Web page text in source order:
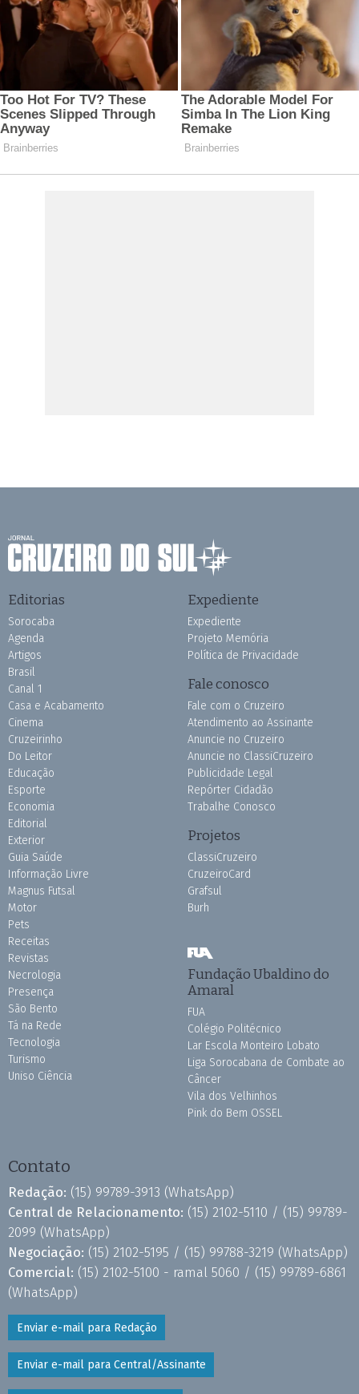
Editorias
Sorocaba
Agenda
Artigos
Brasil
Canal 1
Casa e Acabamento
Cinema
Cruzeirinho
Do Leitor
Educação
Esporte
Economia
Editorial
Exterior
Guia Saúde
Informação Livre
Magnus Futsal
Motor
Pets
Receitas
Revistas
Necrologia
Presença
São Bento
Tá na Rede
Tecnologia
Turismo
Uniso Ciência
Expediente
Expediente
Projeto Memória
Política de Privacidade
Fale conosco
Fale com o Cruzeiro
Atendimento ao Assinante
Anuncie no Cruzeiro
Anuncie no ClassiCruzeiro
Publicidade Legal
Repórter Cidadão
Trabalhe Conosco
Projetos
ClassiCruzeiro
CruzeiroCard
Grafsul
Burh
Fundação Ubaldino do
Amaral
FUA
Colégio Politécnico
Lar Escola Monteiro Lobato
Liga Sorocabana de Combate ao
Câncer
Vila dos Velhinhos
Pink do Bem OSSEL
Contato
Redação: (15) 99789-3913 (WhatsApp)
Central de Relacionamento: (15) 2102-5110 / (15) 99789-
2099 (WhatsApp)
Negociação: (15) 2102-5195 / (15) 99788-3219 (WhatsApp)
Comercial: (15) 2102-5100 - ramal 5060 / (15) 99789-6861
(WhatsApp)
Enviar e-mail para Redação
Enviar e-mail para Central/Assinante